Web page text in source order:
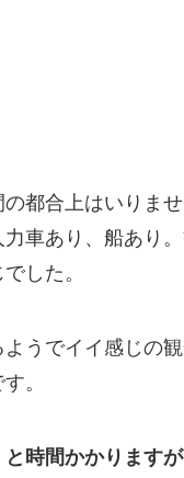
都合上はいりませ
車あり、船あり
した。
うでイイ感じの
。
時間かかります